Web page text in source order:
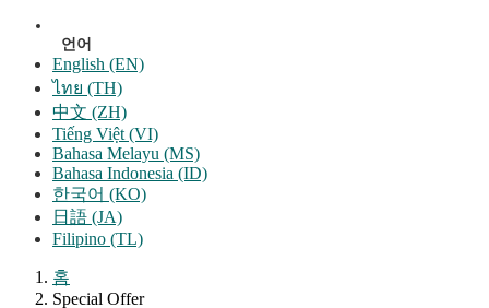
언어
English (EN)
ไทย (TH)
中文 (ZH)
Tiếng Việt (VI)
Bahasa Melayu (MS)
Bahasa Indonesia (ID)
한국어 (KO)
日語 (JA)
Filipino (TL)
홈
Special Offer